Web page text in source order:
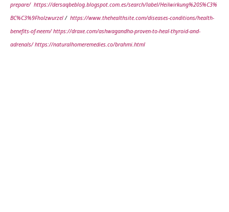
prepare/ https://dersaqbeblog.blogspot.com.es/search/label/Heilwirkung%20S%C3%
BC%C3%9Fholzwurzel/ https://www.thehealthsite.com/diseases-conditions/health-
benefits-of-neem/ https://draxe.com/ashwagandha-proven-to-heal-thyroid-and-
adrenals/ https://naturalhomeremedies.co/brahmi.html